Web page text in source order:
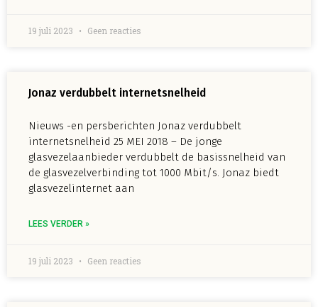
19 juli 2023 Geen reacties
Jonaz verdubbelt internetsnelheid
Nieuws -en persberichten Jonaz verdubbelt
internetsnelheid 25 MEI 2018 – De jonge
glasvezelaanbieder verdubbelt de basissnelheid van
de glasvezelverbinding tot 1000 Mbit/s. Jonaz biedt
glasvezelinternet aan
LEES VERDER »
19 juli 2023 Geen reacties